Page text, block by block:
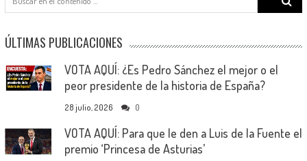
for:
ÚLTIMAS PUBLICACIONES
VOTA AQUÍ: ¿Es Pedro Sánchez el mejor o el
peor presidente de la historia de España?
28 julio, 2026 0
VOTA AQUÍ: Para que le den a Luis de la Fuente el
premio ‘Princesa de Asturias’